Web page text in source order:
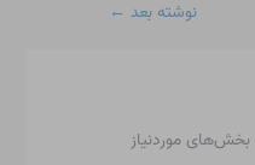
نوشته بعد ←
بخش‌های موردنیاز